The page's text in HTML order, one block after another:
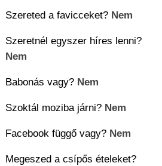
Szereted a favicceket? Nem
Szeretnél egyszer híres lenni?
Nem
Babonás vagy? Nem
Szoktál moziba járni? Nem
Facebook függő vagy? Nem
Megeszed a csípős ételeket?